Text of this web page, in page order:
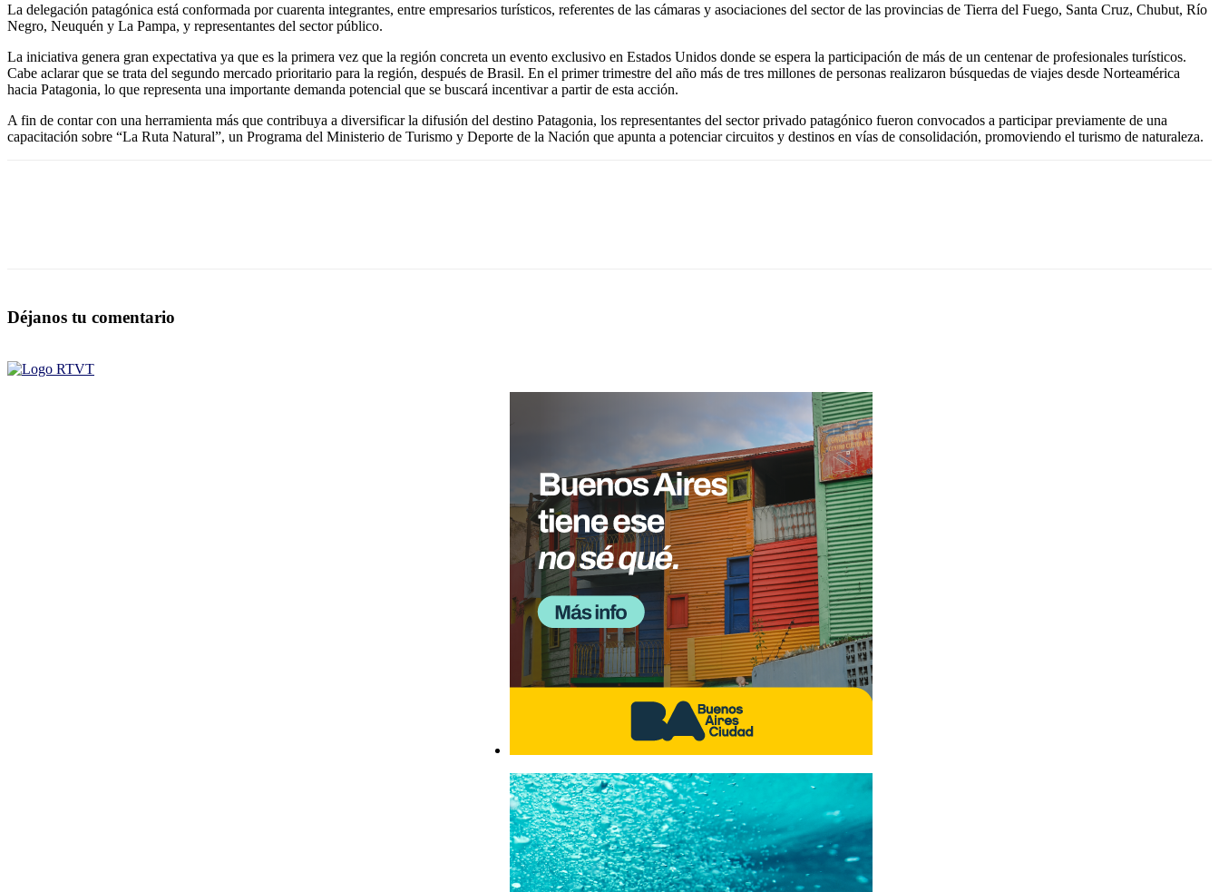
La delegación patagónica está conformada por cuarenta integrantes, entre empresarios turísticos, referentes de las cámaras y asociaciones del sector de las provincias de Tierra del Fuego, Santa Cruz, Chubut, Río
Negro, Neuquén y La Pampa, y representantes del sector público.
La iniciativa genera gran expectativa ya que es la primera vez que la región concreta un evento exclusivo en Estados Unidos donde se espera la participación de más de un centenar de profesionales turísticos.
Cabe aclarar que se trata del segundo mercado prioritario para la región, después de Brasil. En el primer trimestre del año más de tres millones de personas realizaron búsquedas de viajes desde Norteamérica
hacia Patagonia, lo que representa una importante demanda potencial que se buscará incentivar a partir de esta acción.
A fin de contar con una herramienta más que contribuya a diversificar la difusión del destino Patagonia, los representantes del sector privado patagónico fueron convocados a participar previamente de una
capacitación sobre “La Ruta Natural”, un Programa del Ministerio de Turismo y Deporte de la Nación que apunta a potenciar circuitos y destinos en vías de consolidación, promoviendo el turismo de naturaleza.
Déjanos tu comentario